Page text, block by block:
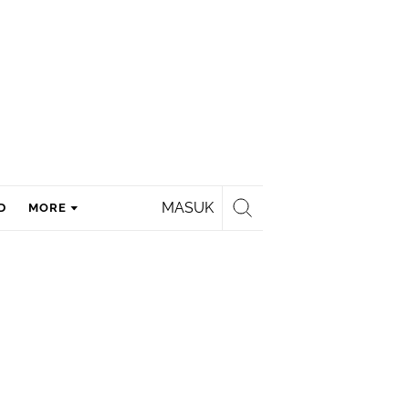
MASUK
MORE